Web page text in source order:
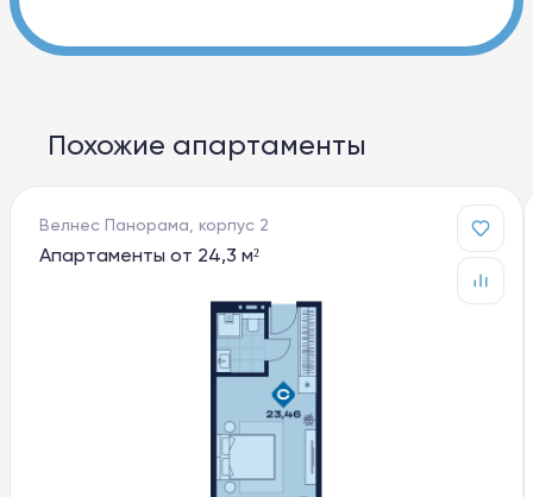
Похожие апартаменты
Велнес Панорама, корпус 2
Апартаменты от 24,3 м²